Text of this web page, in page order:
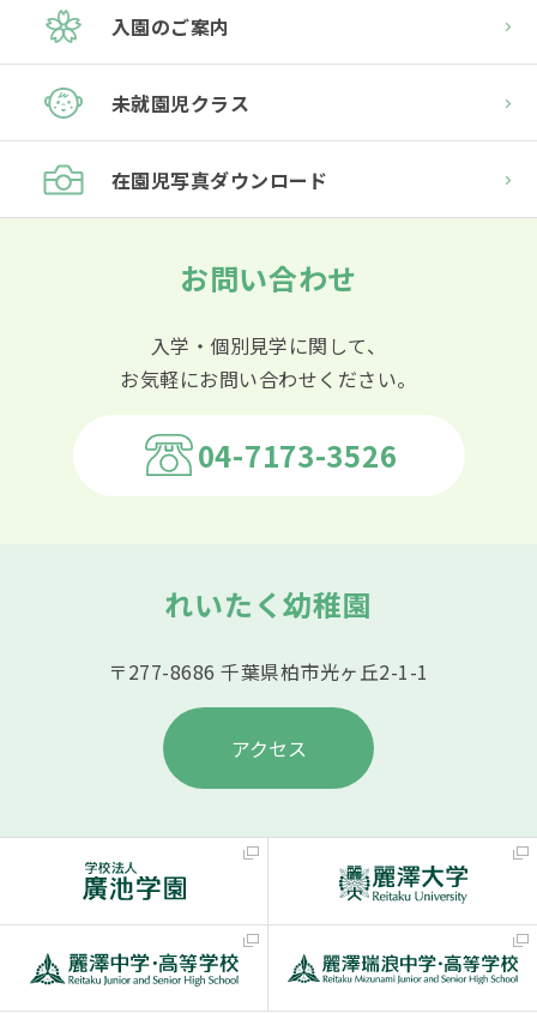
入園のご案内
未就園児クラス
在園児写真ダウンロード
お問い合わせ
入学・個別見学に関して、
お気軽にお問い合わせください。
04-7173-3526
れいたく幼稚園
〒277-8686 千葉県柏市光ヶ丘2-1-1
アクセス